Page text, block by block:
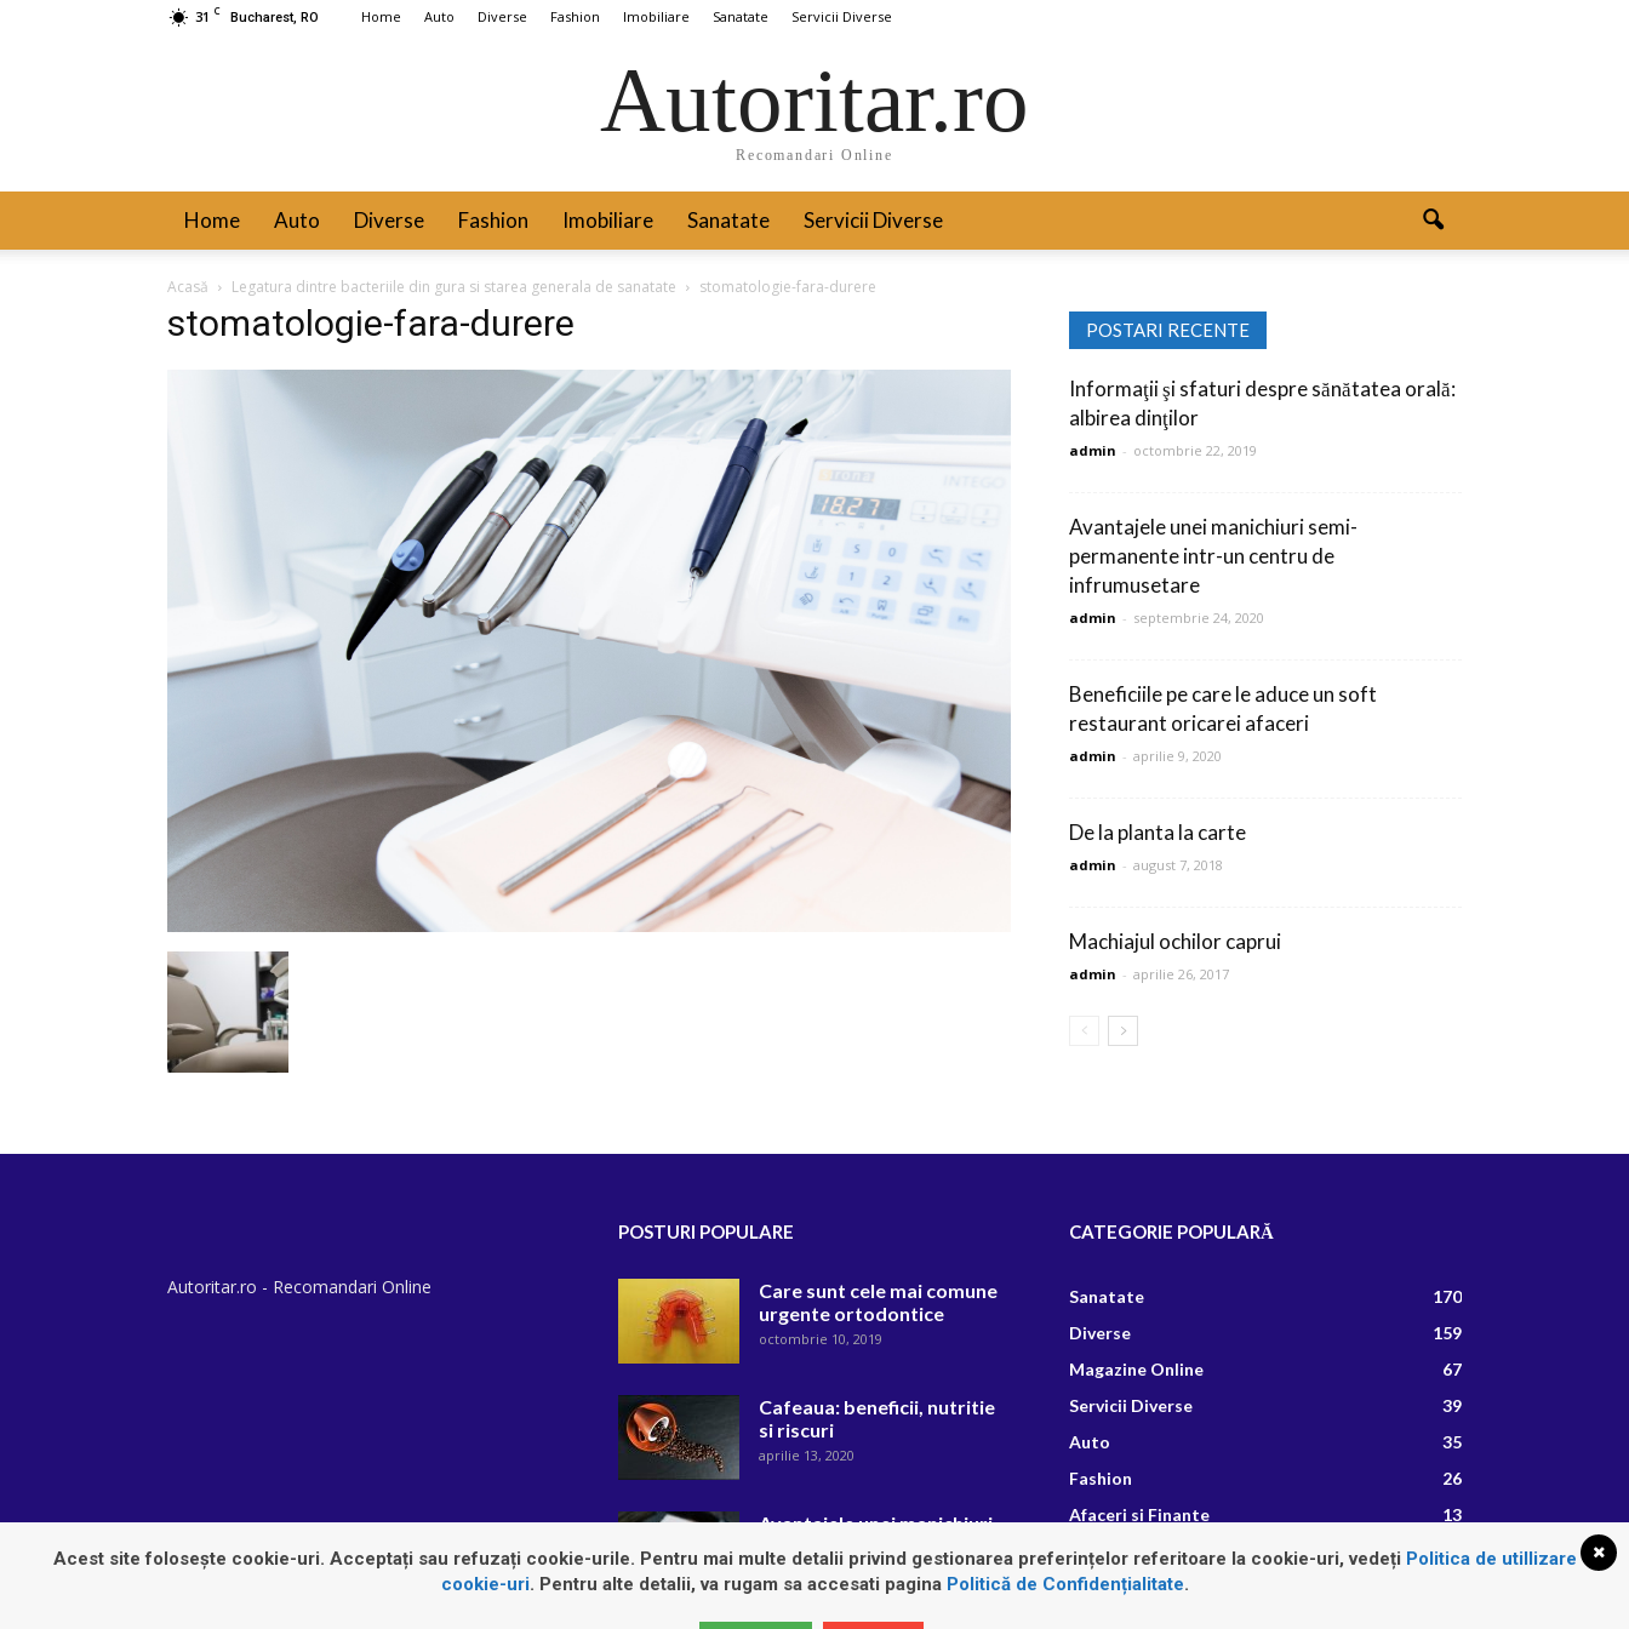
31 C Bucharest, RO Home Auto Diverse Fashion Imobiliare Sanatate Servicii Diverse
Autoritar.ro
Recomandari Online
Home Auto Diverse Fashion Imobiliare Sanatate Servicii Diverse
Acasă Legatura dintre bacteriile din gura si starea generala de sanatate stomatologie-fara-durere
stomatologie-fara-durere POSTARI RECENTE
Informaţii şi sfaturi despre sănătatea orală:
albirea dinţilor
admin - octombrie 22, 2019
Avantajele unei manichiuri semi-
permanente intr-un centru de
infrumusetare
admin - septembrie 24, 2020
Beneficiile pe care le aduce un soft
restaurant oricarei afaceri
admin - aprilie 9, 2020
De la planta la carte
admin - august 7, 2018
Machiajul ochilor caprui
admin - aprilie 26, 2017
Autoritar.ro - Recomandari Online
POSTURI POPULARE
Care sunt cele mai comune
urgente ortodontice
octombrie 10, 2019
Cafeaua: beneficii, nutritie
si riscuri
aprilie 13, 2020
Avantajele unei manichiuri
semi-permanente intr-un
centru de infrumusetare
septembrie 24, 2020
CATEGORIE POPULARĂ
Sanatate
170
Diverse
159
Magazine Online
67
Servicii Diverse
39
Auto
35
Fashion
26
Afaceri si Finante
13
Retete Culinare
8
Acest site folosește cookie-uri. Acceptați sau refuzați cookie-urile. Pentru mai multe detalii privind gestionarea preferințelor referitoare la cookie-uri, vedeți Politica de utillizare
cookie-uri. Pentru alte detalii, va rugam sa accesati pagina Politică de Confidențialitate.